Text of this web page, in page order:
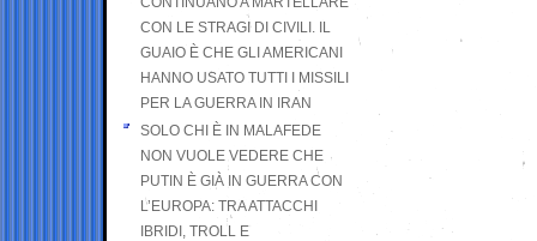
CON LE STRAGI DI CIVILI. IL
GUAIO È CHE GLI AMERICANI
HANNO USATO TUTTI I MISSILI
PER LA GUERRA IN IRAN
SOLO CHI È IN MALAFEDE
NON VUOLE VEDERE CHE
PUTIN È GIÀ IN GUERRA CON
L’EUROPA: TRA ATTACCHI
IBRIDI, TROLL E